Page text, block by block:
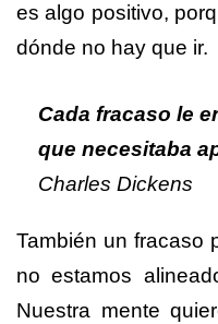
es algo positivo,
dónde no hay que ir.
Cada fracaso le
que necesitaba
Charles Dickens
También un fracaso
no estamos
Nuestra mente